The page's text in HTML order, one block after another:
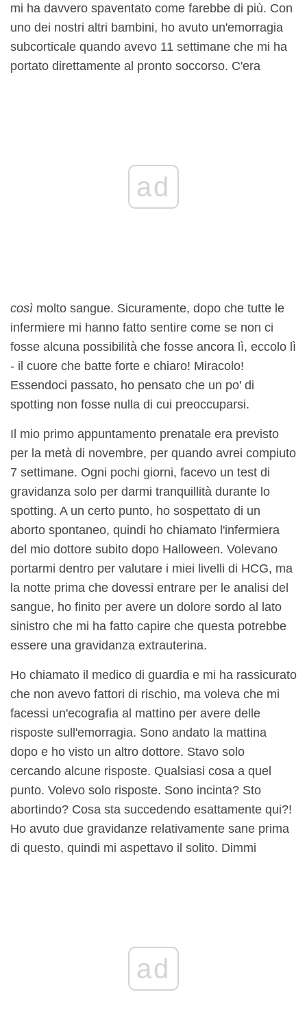
mi ha davvero spaventato come farebbe di più. Con
uno dei nostri altri bambini, ho avuto un'emorragia
subcorticale quando avevo 11 settimane che mi ha
portato direttamente al pronto soccorso. C'era
ad
così molto sangue. Sicuramente, dopo che tutte le
infermiere mi hanno fatto sentire come se non ci
fosse alcuna possibilità che fosse ancora lì, eccolo lì
- il cuore che batte forte e chiaro! Miracolo!
Essendoci passato, ho pensato che un po' di
spotting non fosse nulla di cui preoccuparsi.
Il mio primo appuntamento prenatale era previsto
per la metà di novembre, per quando avrei compiuto
7 settimane. Ogni pochi giorni, facevo un test di
gravidanza solo per darmi tranquillità durante lo
spotting. A un certo punto, ho sospettato di un
aborto spontaneo, quindi ho chiamato l'infermiera
del mio dottore subito dopo Halloween. Volevano
portarmi dentro per valutare i miei livelli di HCG, ma
la notte prima che dovessi entrare per le analisi del
sangue, ho finito per avere un dolore sordo al lato
sinistro che mi ha fatto capire che questa potrebbe
essere una gravidanza extrauterina.
Ho chiamato il medico di guardia e mi ha rassicurato
che non avevo fattori di rischio, ma voleva che mi
facessi un'ecografia al mattino per avere delle
risposte sull'emorragia. Sono andato la mattina
dopo e ho visto un altro dottore. Stavo solo
cercando alcune risposte. Qualsiasi cosa a quel
punto. Volevo solo risposte. Sono incinta? Sto
abortindo? Cosa sta succedendo esattamente qui?!
Ho avuto due gravidanze relativamente sane prima
di questo, quindi mi aspettavo il solito. Dimmi
ad